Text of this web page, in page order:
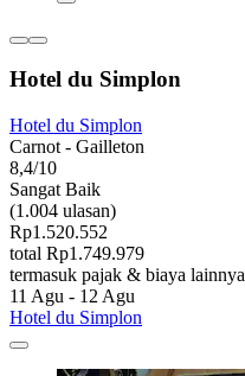
Hotel du Simplon
Hotel du Simplon
Carnot - Gailleton
8,4/10
Sangat Baik
(1.004 ulasan)
Rp1.520.552
total Rp1.749.979
termasuk pajak & biaya lainnya
11 Agu - 12 Agu
Hotel du Simplon